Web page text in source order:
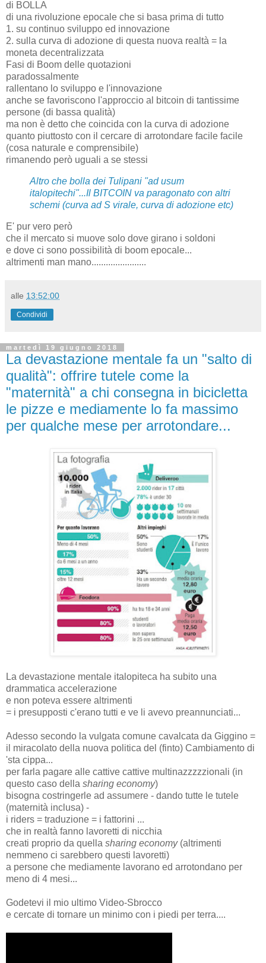
di BOLLA
di una rivoluzione epocale che si basa prima di tutto
1. su continuo sviluppo ed innovazione
2. sulla curva di adozione di questa nuova realtà = la
moneta decentralizzata
Fasi di Boom delle quotazioni
paradossalmente
rallentano lo sviluppo e l'innovazione
anche se favoriscono l'approccio al bitcoin di tantissime
persone (di bassa qualità)
ma non è detto che coincida con la curva di adozione
quanto piuttosto con il cercare di arrotondare facile facile
(cosa naturale e comprensibile)
rimanendo però uguali a se stessi
Altro che bolla dei Tulipani "ad usum
italopitechi"...Il BITCOIN va paragonato con altri
schemi (curva ad S virale, curva di adozione etc)
E' pur vero però
che il mercato si muove solo dove girano i soldoni
e dove ci sono possibilità di boom epocale...
altrimenti man mano.......................
alle 13:52:00
Condividi
martedì 19 giugno 2018
La devastazione mentale fa un "salto di
qualità": offrire tutele come la
"maternità" a chi consegna in bicicletta
le pizze e mediamente lo fa massimo
per qualche mese per arrotondare...
La devastazione mentale italopiteca ha subito una
drammatica accelerazione
e non poteva essere altrimenti
= i presupposti c'erano tutti e ve li avevo preannunciati...
Adesso secondo la vulgata comune cavalcata da Giggino =
il miracolato della nuova politica del (finto) Cambiamento di
'sta cippa...
per farla pagare alle cattive cattive multinazzzzzionali (in
questo caso della sharing economy)
bisogna costringerle ad assumere - dando tutte le tutele
(maternità inclusa) -
i riders = traduzione = i fattorini ...
che in realtà fanno lavoretti di nicchia
creati proprio da quella sharing economy(altrimenti
nemmeno ci sarebbero questi lavoretti)
a persone che mediamente lavorano ed arrotondano per
meno di 4 mesi...
Godetevi il mio ultimo Video-Sbrocco
e cercate di tornare un minimo con i piedi per terra....